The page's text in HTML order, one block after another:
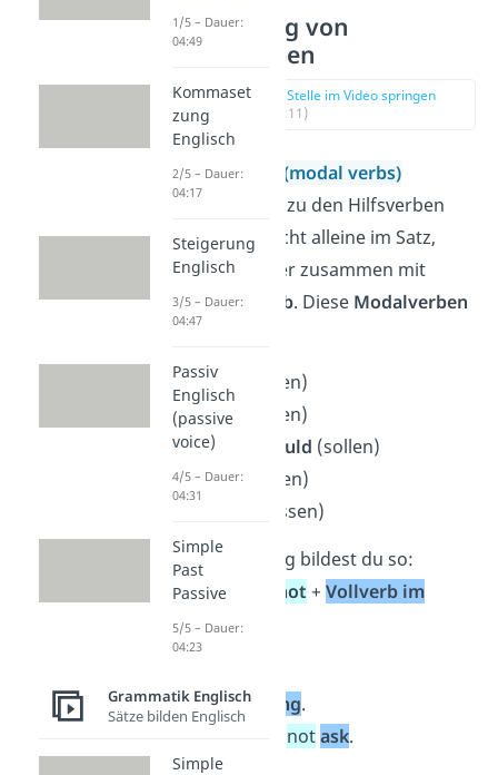
Verneinung von
Modalverben
zur Stelle im Video springen
(03:11)
Modalverben
(modal verbs)
gehören auch zu den Hilfsverben
und stehen nicht alleine im Satz,
sondern immer zusammen mit
einemVollverb. Diese Modalverben
can
(können)
may(dürfen)
shall
should (sollen)
will(werden)
(müssen)
Die Verneinung bildest du so:
Modalverb
not + Vollverb im
Infinitiv.
Beispiel:
→ Icannot sing.
not ask.
1/5 – Dauer:
04:49
Kommaset
zung
Englisch
2/5 – Dauer:
04:17
Steigerung
Englisch
3/5 – Dauer:
04:47
Passiv
Englisch
(passive
voice)
4/5 – Dauer:
04:31
Simple
Past
Passive
5/5 – Dauer:
04:23
Grammatik Englisch
Sätze bilden Englisch
Simple